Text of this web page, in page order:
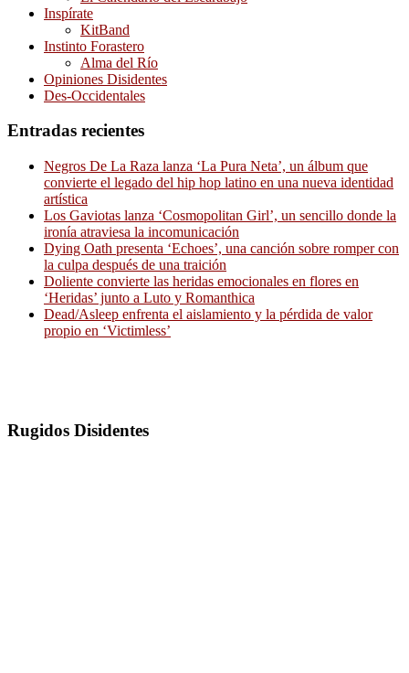
Inspírate
KitBand
Instinto Forastero
Alma del Río
Opiniones Disidentes
Des-Occidentales
Entradas recientes
Negros De La Raza lanza ‘La Pura Neta’, un álbum que
convierte el legado del hip hop latino en una nueva identidad
artística
Los Gaviotas lanza ‘Cosmopolitan Girl’, un sencillo donde la
ironía atraviesa la incomunicación
Dying Oath presenta ‘Echoes’, una canción sobre romper con
la culpa después de una traición
Doliente convierte las heridas emocionales en flores en
‘Heridas’ junto a Luto y Romanthica
Dead/Asleep enfrenta el aislamiento y la pérdida de valor
propio en ‘Victimless’
Rugidos Disidentes